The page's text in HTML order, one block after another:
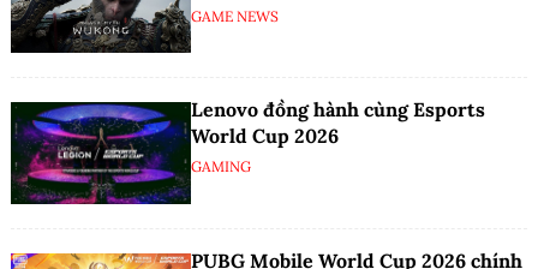
GAME NEWS
Lenovo đồng hành cùng Esports
World Cup 2026
GAMING
PUBG Mobile World Cup 2026 chính